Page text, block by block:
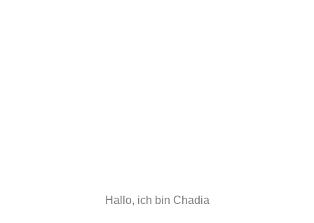
Hallo, ich bin Chadia